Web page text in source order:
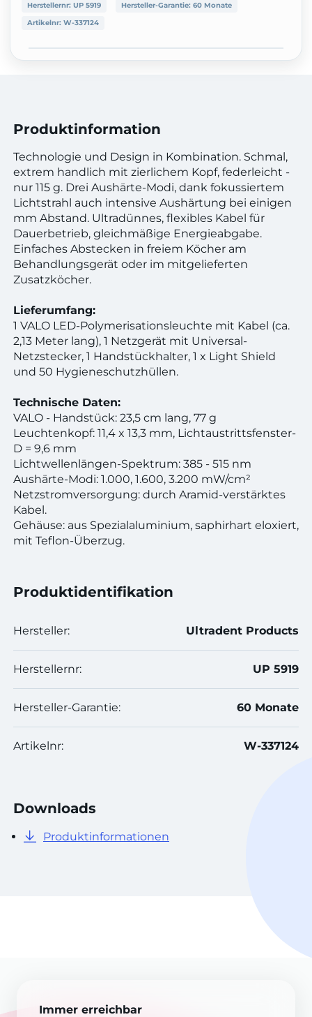
Herstellernr: UP 5919 Hersteller-Garantie: 60 Monate
Artikelnr: W-337124
Produktinformation
Technologie und Design in Kombination. Schmal,
extrem handlich mit zierlichem Kopf, federleicht -
nur 115 g. Drei Aushärte-Modi, dank fokussiertem
Lichtstrahl auch intensive Aushärtung bei einigen
mm Abstand. Ultradünnes, flexibles Kabel für
Dauerbetrieb, gleichmäßige Energieabgabe.
Einfaches Abstecken in freiem Köcher am
Behandlungsgerät oder im mitgelieferten
Zusatzköcher.
Lieferumfang:
1 VALO LED-Polymerisationsleuchte mit Kabel (ca.
2,13 Meter lang), 1 Netzgerät mit Universal-
Netzstecker, 1 Handstückhalter, 1 x Light Shield
und 50 Hygieneschutzhüllen.
Technische Daten:
VALO - Handstück: 23,5 cm lang, 77 g
Leuchtenkopf: 11,4 x 13,3 mm, Lichtaustrittsfenster-
D = 9,6 mm
Lichtwellenlängen-Spektrum: 385 - 515 nm
Aushärte-Modi: 1.000, 1.600, 3.200 mW/cm²
Netzstromversorgung: durch Aramid-verstärktes
Kabel.
Gehäuse: aus Spezialaluminium, saphirhart eloxiert,
mit Teflon-Überzug.
Produktidentifikation
Hersteller: Ultradent Products
Herstellernr: UP 5919
Hersteller-Garantie: 60 Monate
Artikelnr: W-337124
Downloads
Produktinformationen
Immer erreichbar